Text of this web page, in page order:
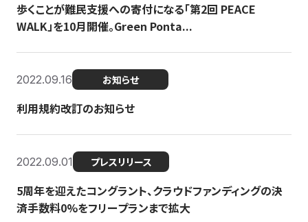
歩くことが難民支援への寄付になる「第2回 PEACE
WALK」を10月開催。Green Ponta...
2022.09.16 お知らせ
利用規約改訂のお知らせ
2022.09.01 プレスリリース
5周年を迎えたコングラント、クラウドファンディングの決
済手数料0%をフリープランまで拡大